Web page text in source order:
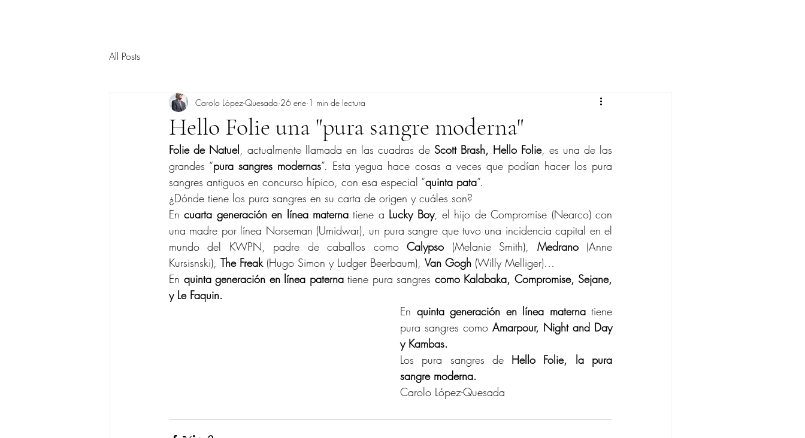
All Posts
Hello Folie una "pura sangre moderna"
Carolo López-Quesada 26 ene 1 min de lectura
Folie de Natuel, actualmente llamada en las cuadras de Scott Brash, Hello Folie, es una de las
grandes “pura sangres modernas”. Esta yegua hace cosas a veces que podían hacer los pura
sangres antiguos en concurso hípico, con esa especial “quinta pata”.
¿Dónde tiene los pura sangres en su carta de origen y cuáles son?
En cuarta generación en línea materna tiene a Lucky Boy, el hijo de Compromise (Nearco) con
una madre por línea Norseman (Umidwar), un pura sangre que tuvo una incidencia capital en el
mundo del KWPN, padre de caballos como Calypso (Melanie Smith), Medrano (Anne
Kursisnski), The Freak (Hugo Simon y Ludger Beerbaum), Van Gogh (Willy Melliger)…
En quinta generación en línea paterna tiene pura sangres como Kalabaka, Compromise, Sejane,
y Le Faquin.
En quinta generación en línea materna tiene
pura sangres como Amarpour, Night and Day
y Kambas.
Los pura sangres de Hello Folie, la pura
sangre moderna.
Carolo López-Quesada